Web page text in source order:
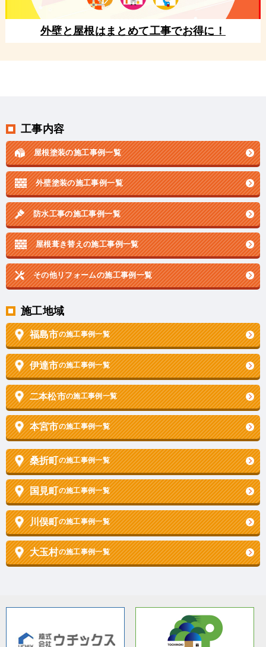
外壁と屋根はまとめて工事でお得に！
工事内容
屋根塗装の施工事例一覧
外壁塗装の施工事例一覧
防水工事の施工事例一覧
屋根葺き替えの施工事例一覧
その他リフォームの施工事例一覧
施工地域
福島市の施工事例一覧
伊達市の施工事例一覧
二本松市の施工事例一覧
本宮市の施工事例一覧
桑折町の施工事例一覧
国見町の施工事例一覧
川俣町の施工事例一覧
大玉村の施工事例一覧